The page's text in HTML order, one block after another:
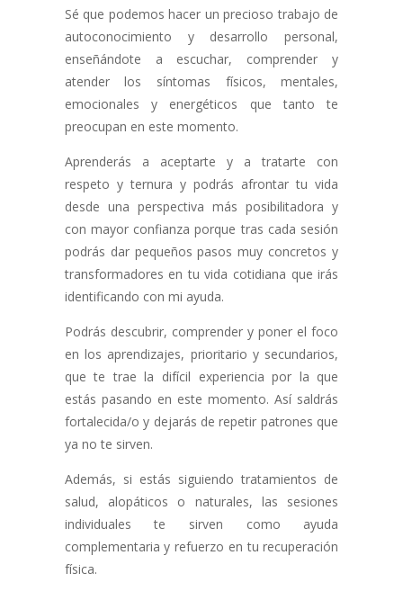
Sé que podemos hacer un precioso trabajo de
autoconocimiento y desarrollo personal,
enseñándote a escuchar, comprender y
atender los síntomas físicos, mentales,
emocionales y energéticos que tanto te
preocupan en este momento.
Aprenderás a aceptarte y a tratarte con
respeto y ternura y podrás afrontar tu vida
desde una perspectiva más posibilitadora y
con mayor confianza porque tras cada sesión
podrás dar pequeños pasos muy concretos y
transformadores en tu vida cotidiana que irás
identificando con mi ayuda.
Podrás descubrir, comprender y poner el foco
en los aprendizajes, prioritario y secundarios,
que te trae la difícil experiencia por la que
estás pasando en este momento. Así saldrás
fortalecida/o y dejarás de repetir patrones que
ya no te sirven.
Además, si estás siguiendo tratamientos de
salud, alopáticos o naturales, las sesiones
individuales te sirven como ayuda
complementaria y refuerzo en tu recuperación
física.